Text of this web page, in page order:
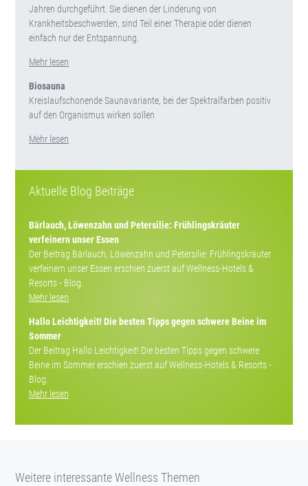
Jahren durchgeführt. Sie dienen der Linderung von
Krankheitsbeschwerden, sind Teil einer Therapie oder dienen
einfach nur der Entspannung.
Mehr lesen
Biosauna
Kreislaufschonende Saunavariante, bei der Spektralfarben positiv
auf den Organismus wirken sollen
Mehr lesen
Aktuelle Blog Beiträge
Bärlauch, Löwenzahn und Petersilie: Frühlingskräuter
verfeinern unser Essen
Der Beitrag Bärlauch, Löwenzahn und Petersilie: Frühlingskräuter
verfeinern unser Essen erschien zuerst auf Wellness-Hotels &
Resorts - Blog.
Mehr lesen
Hallo Leichtigkeit! Die besten Tipps gegen schwere Beine im
Sommer
Der Beitrag Hallo Leichtigkeit! Die besten Tipps gegen schwere
Beine im Sommer erschien zuerst auf Wellness-Hotels & Resorts -
Blog.
Mehr lesen
Weitere interessante Wellness Themen